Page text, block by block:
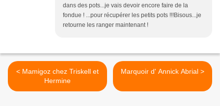
dans des pots...je vais devoir encore faire de la
fondue ! ...pour récupérer les petits pots !!!Bisous...je
retourne les ranger maintenant !
< Mamigoz chez Triskell et
Hermine
Marquoir d' Annick Abrial >